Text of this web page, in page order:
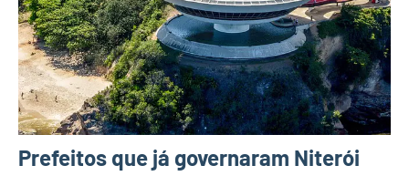
Prefeitos que já governaram Niterói